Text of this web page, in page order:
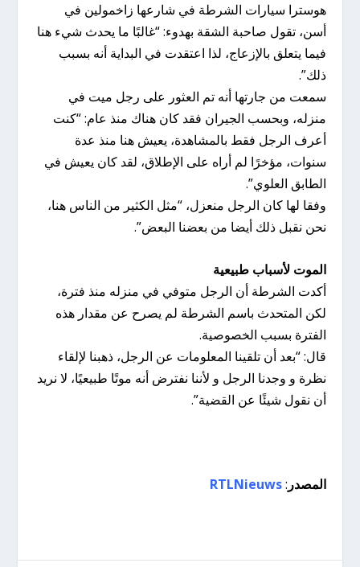
هوسترا سيارات الشرطة في شارعها زاخمولين في
أسن، تقول صاحبة الشقة بهدوء: “غالبًا ما يحدث شيء هنا
فيما يتعلق بالإزعاج، لذا اعتقدت في البداية أنه بسبب
ذلك”.
سمعت من جارتها أنه تم العثور على رجل ميت في
منزله، وبحسب الجيران فقد كان هناك منذ عام: “كنت
أعرف الرجل فقط بالمشاهدة، يعيش هنا منذ عدة
سنوات، مؤخرًا لم أراه على الإطلاق، لقد كان يعيش في
الطابق العلوي”.
وفقا لها كان الرجل منعزل، “مثل الكثير من الناس هنا،
نحن نقبل ذلك أيضا من بعضنا البعض”.
الموت لأسباب طبيعية
أكدت الشرطة أن الرجل متوفي في منزله منذ فترة،
لكن المتحدث باسم الشرطة لم يصرح عن مقدار هذه
الفترة بسبب الخصوصية.
قال: “بعد أن تلقينا المعلومات عن الرجل، ذهبنا لإلقاء
نظرة و وجدنا الرجل و لأننا نفترض أنه موتًا طبيعيًا، لا نريد
أن نقول شيئًا عن القضية”.
المصدر :
RTLNieuws